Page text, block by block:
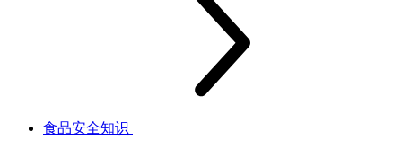
食品安全知识